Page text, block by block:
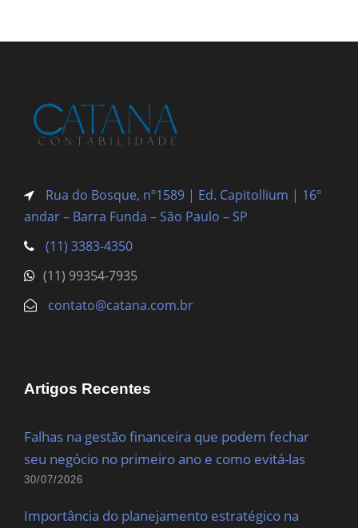
Rua do Bosque, nº1589 | Ed. Capitollium | 16º
andar – Barra Funda – São Paulo – SP
(11) 3383-4350
(11) 99354-7935
contato@catana.com.br
Artigos Recentes
Falhas na gestão financeira que podem fechar
seu negócio no primeiro ano e como evitá-las
30/07/2026
Importância do planejamento estratégico na